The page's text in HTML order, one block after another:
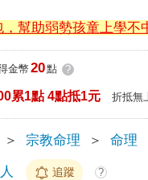
幫助弱勢孩童上學不
金幣 20點 ?
累1點 4點抵1元 折抵無
＞ 宗教命理 ＞ 命理
追蹤 ?